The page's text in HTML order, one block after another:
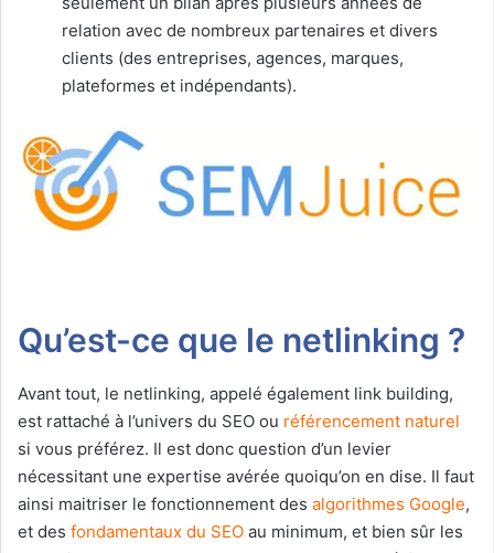
relation avec de nombreux partenaires et divers
clients (des entreprises, agences, marques,
plateformes et indépendants).
Qu’est-ce que le netlinking ?
Avant tout, le netlinking, appelé également link building,
est rattaché à l’univers du SEO ou référencement naturel
si vous préférez. Il est donc question d’un levier
nécessitant une expertise avérée quoiqu’on en dise. Il faut
ainsi maitriser le fonctionnement des algorithmes Google,
et des fondamentaux du SEO au minimum, et bien sûr les